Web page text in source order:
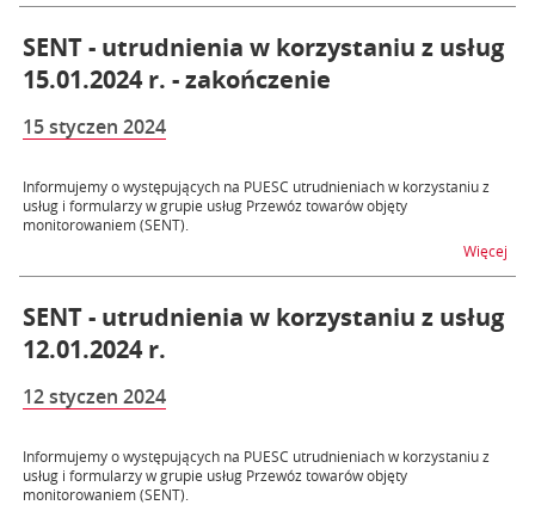
SENT - utrudnienia w korzystaniu z usług
15.01.2024 r. - zakończenie
15 styczen 2024
Informujemy o występujących na PUESC utrudnieniach w korzystaniu z
usług i formularzy w grupie usług Przewóz towarów objęty
monitorowaniem (SENT).
Więcej
SENT - utrudnienia w korzystaniu z usług
12.01.2024 r.
12 styczen 2024
Informujemy o występujących na PUESC utrudnieniach w korzystaniu z
usług i formularzy w grupie usług Przewóz towarów objęty
monitorowaniem (SENT).